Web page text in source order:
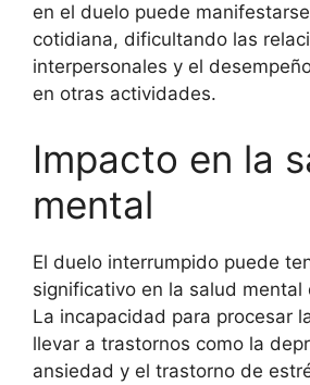
en el duelo puede
cotidiana, dificultando las
interpersonales y el
en otras actividades.
Impacto en la
mental
El duelo interrumpido puede
significativo en la salud mental
La incapacidad para procesar
llevar a trastornos como la
ansiedad y el trastorno de